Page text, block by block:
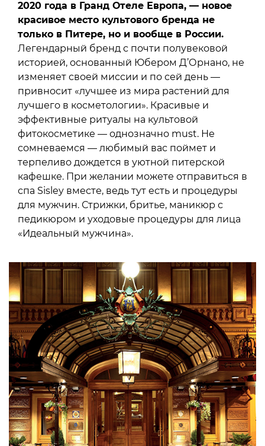
2020 года в Гранд Отеле Европа, — новое
красивое место культового бренда не
только в Питере, но и вообще в России.
Легендарный бренд с почти полувековой
историей, основанный Юбером Д’Орнано, не
изменяет своей миссии и по сей день —
привносит «лучшее из мира растений для
лучшего в косметологии». Красивые и
эффективные ритуалы на культовой
фитокосметике — однозначно must. Не
сомневаемся — любимый вас поймет и
терпеливо дождется в уютной питерской
кафешке. При желании можете отправиться в
спа Sisley вместе, ведь тут есть и процедуры
для мужчин. Стрижки, бритье, маникюр с
педикюром и уходовые процедуры для лица
«Идеальный мужчина».